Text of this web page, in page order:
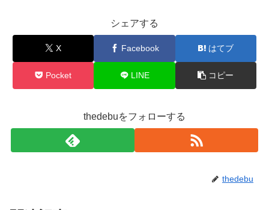
シェアする
X Facebook はてブ
Pocket LINE コピー
thedebuをフォローする
thedebu